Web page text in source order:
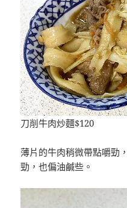
刀削牛肉炒麵$120
薄片的牛肉稍微帶點嚼勁
勁，也偏油鹹些。